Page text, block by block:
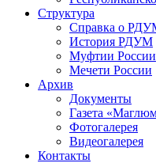
Структура
Справка о
История РДУМ
Муфтии России
Мечети России
Архив
Документы
Газета
Фотогалерея
Видеогалерея
Контакты